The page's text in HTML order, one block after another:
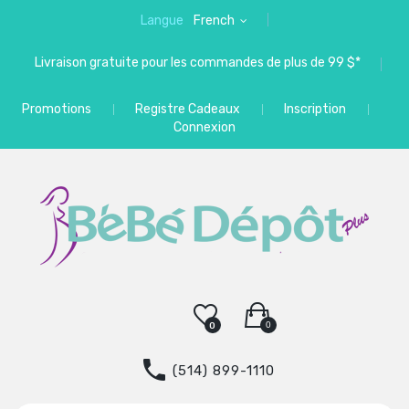
Langue French
Livraison gratuite pour les commandes de plus de 99 $*
Promotions Registre Cadeaux
Inscription
Connexion
0
0
(514) 899-1110